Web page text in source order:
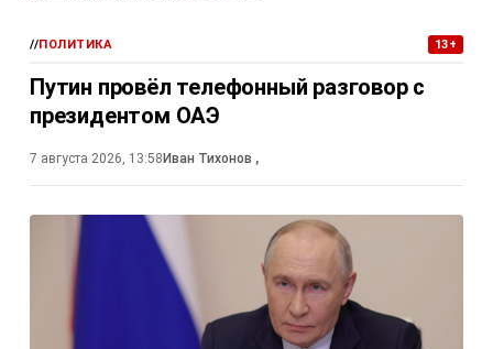
//ПОЛИТИКА 13+
Путин провёл телефонный разговор с
президентом ОАЭ
7 августа 2026, 13:58Иван Тихонов ,